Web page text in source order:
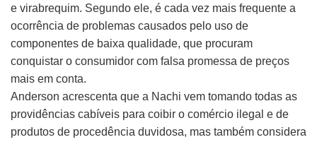
e virabrequim. Segundo ele, é cada vez mais frequente a
ocorrência de problemas causados pelo uso de
componentes de baixa qualidade, que procuram
conquistar o consumidor com falsa promessa de preços
mais em conta.
Anderson acrescenta que a Nachi vem tomando todas as
providências cabíveis para coibir o comércio ilegal e de
produtos de procedência duvidosa, mas também considera